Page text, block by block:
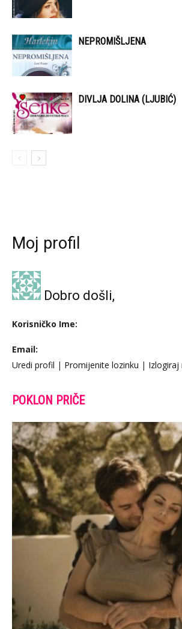
NEPROMIŠLJENA
DIVLJA DOLINA (LJUBIĆ)
Moj profil
Dobro došli,
Korisničko Ime:
Email:
Uredi profil | Promijenite lozinku | Izlogiraj
POKLON PRIČE